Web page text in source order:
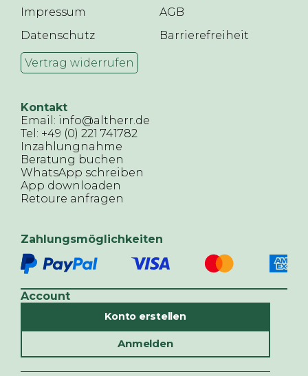
Impressum
AGB
Datenschutz
Barrierefreiheit
Vertrag widerrufen
Kontakt
Email: info@altherr.de
Tel: +49 (0) 221 741782
Inzahlungnahme
Beratung buchen
WhatsApp schreiben
App downloaden
Retoure anfragen
Zahlungsmöglichkeiten
Account
Konto erstellen
Anmelden